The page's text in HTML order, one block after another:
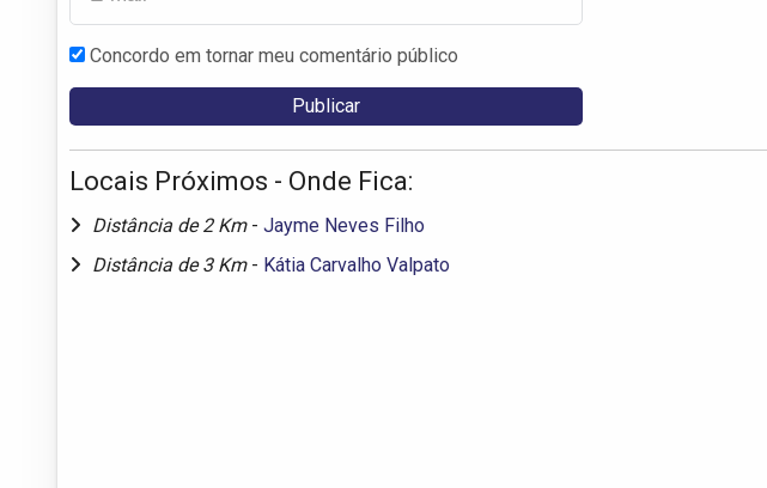
Concordo em tornar meu comentário público
Locais Próximos - Onde Fica:
Distância de 2 Km - Jayme Neves Filho
Distância de 3 Km - Kátia Carvalho Valpato